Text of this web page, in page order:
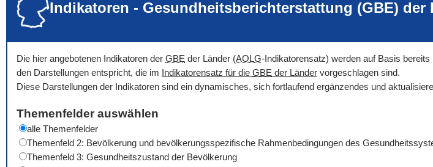
Indikatoren - Gesundheitsberichterstattung (GBE) der
Die hier angebotenen Indikatoren der GBE der Länder (AOLG-Indikatorensatz) werden auf Basis bereits
den Darstellungen entspricht, die im Indikatorensatz für die GBE der Länder vorgeschlagen sind.
Diese Darstellungen der Indikatoren sind ein dynamisches, sich fortlaufend ergänzendes und
Themenfelder auswählen
alle Themenfelder
Themenfeld 2: Bevölkerung und bevölkerungsspezifische Rahmenbedingungen des
Themenfeld 3: Gesundheitszustand der Bevölkerung